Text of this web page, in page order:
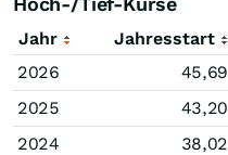
Jahr Jahresstart
2026
45,69
2025
43,20
2024
38,02